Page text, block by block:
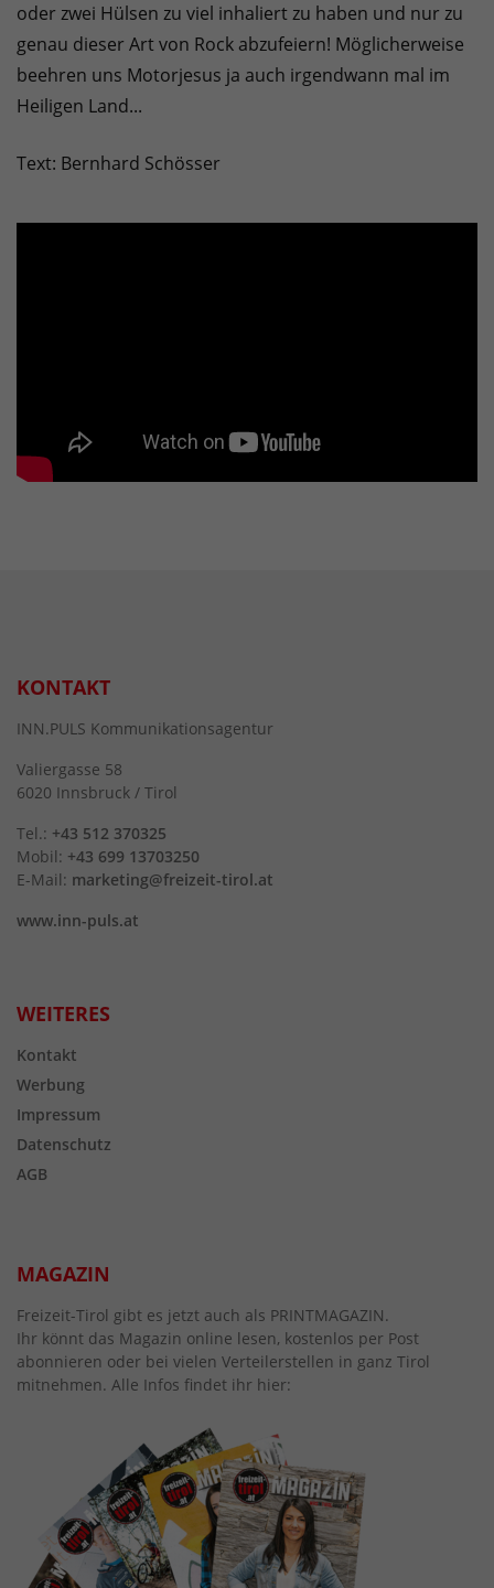
oder zwei Hülsen zu viel inhaliert zu haben und nur zu
genau dieser Art von Rock abzufeiern! Möglicherweise
beehren uns Motorjesus ja auch irgendwann mal im
Heiligen Land...
Text: Bernhard Schösser
KONTAKT
INN.PULS Kommunikationsagentur
Valiergasse 58
6020 Innsbruck / Tirol
Tel.: +43 512 370325
Mobil: +43 699 13703250
E-Mail: marketing@freizeit-tirol.at
www.inn-puls.at
WEITERES
Kontakt
Werbung
Impressum
Datenschutz
AGB
MAGAZIN
Freizeit-Tirol gibt es jetzt auch als PRINTMAGAZIN.
Ihr könnt das Magazin online lesen, kostenlos per Post
abonnieren oder bei vielen Verteilerstellen in ganz Tirol
mitnehmen. Alle Infos findet ihr hier: